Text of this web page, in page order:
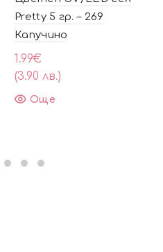
Pretty 5 гр. – 269
Капучино
1.99€
(3.90 лв.)
Още